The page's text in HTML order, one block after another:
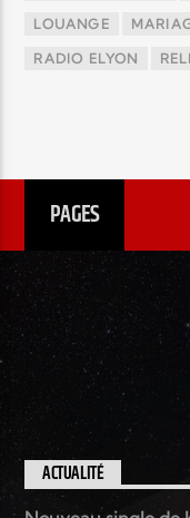
LOUANGE
RADIO ELYON
PAGES
ACTUALITÉ